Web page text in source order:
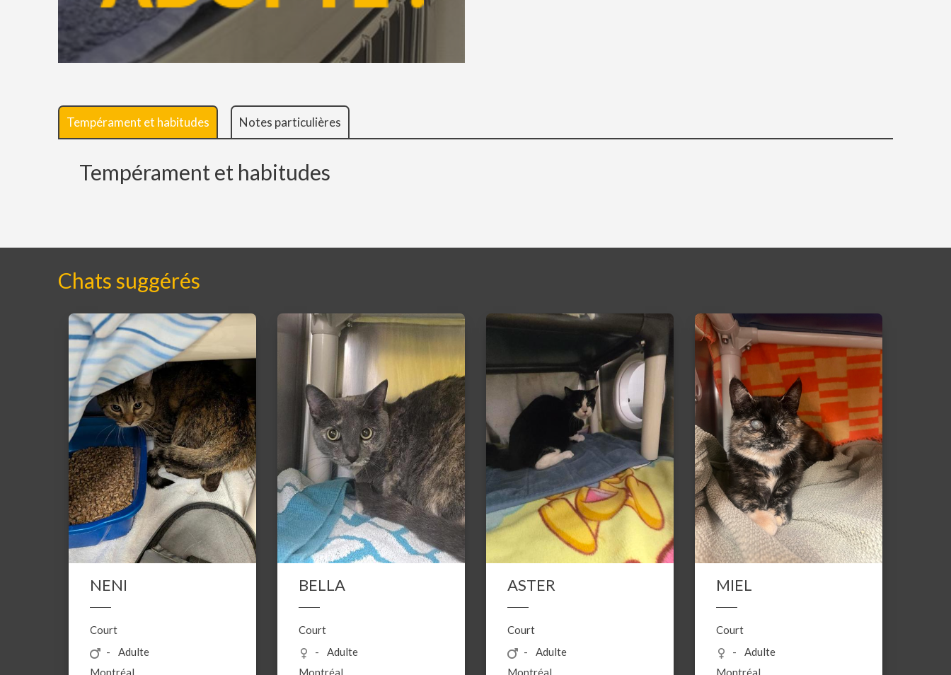
Tempérament et habitudes Notes particulières
Tempérament et habitudes
Chats suggérés
NENI
Court
Adulte
Montréal
BELLA
Court
Adulte
Montréal
ASTER
Court
Adulte
Montréal
MIEL
Court
Adulte
Montréal